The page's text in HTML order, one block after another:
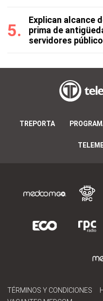
Explican alcance
prima de
servidores
TREPORTA
TÉRMINOS Y CONDICIONES